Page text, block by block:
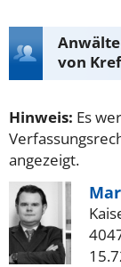
von
Hinweis: Es
angezeigt.